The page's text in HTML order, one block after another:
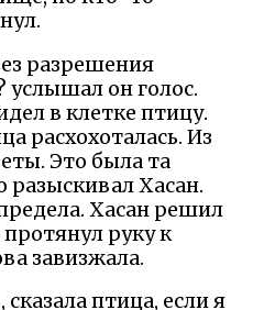
разрешения
он голос.
в клетке птицу.
расхохоталась. Из
Это была та
разыскивал Хасан.
Хасан решил
руку к
завизжала.
птица, если я